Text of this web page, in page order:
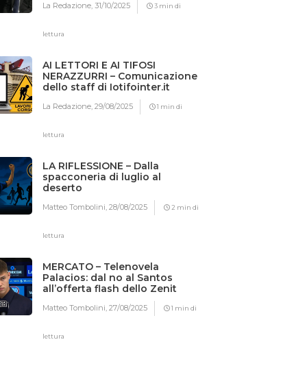
La Redazione,31/10/2025 3 min di
lettura
AI LETTORI E AI TIFOSI
NERAZZURRI – Comunicazione
dello staff di Iotifointer.it
La Redazione,29/08/2025 1 min di
lettura
LA RIFLESSIONE – Dalla
spacconeria di luglio al
deserto
Matteo Tombolini,28/08/2025 2 min di
lettura
MERCATO – Telenovela
Palacios: dal no al Santos
all’offerta flash dello Zenit
Matteo Tombolini,27/08/2025 1 min di
lettura